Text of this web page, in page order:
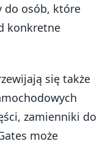
do osób, które
konkretne
się także
zamienniki do
może